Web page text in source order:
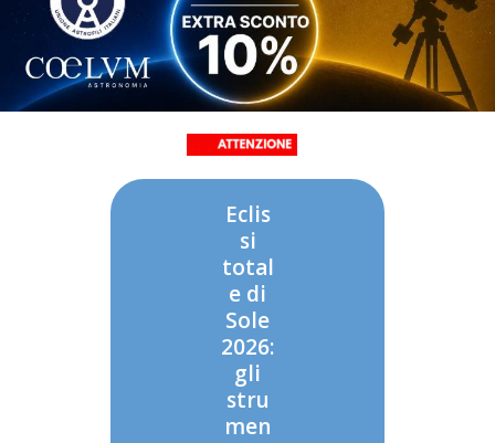
Eclis
si
total
e di
Sole
2026:
gli
stru
men